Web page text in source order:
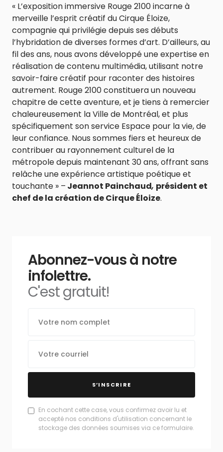
« L’exposition immersive Rouge 2100 incarne à
merveille l’esprit créatif du Cirque Éloize,
compagnie qui privilégie depuis ses débuts
l’hybridation de diverses formes d’art. D’ailleurs, au
fil des ans, nous avons développé une expertise en
réalisation de contenu multimédia, utilisant notre
savoir-faire créatif pour raconter des histoires
autrement. Rouge 2100 constituera un nouveau
chapitre de cette aventure, et je tiens à remercier
chaleureusement la Ville de Montréal, et plus
spécifiquement son service Espace pour la vie, de
leur confiance. Nous sommes fiers et heureux de
contribuer au rayonnement culturel de la
métropole depuis maintenant 30 ans, offrant sans
relâche une expérience artistique poétique et
touchante » – Jeannot Painchaud, président et
chef de la création de Cirque Éloize.
Abonnez-vous à notre
infolettre.
C'est gratuit!
S’INSCRIRE
En cochant cette case, vous confirmez avoir lu et
accepté nos conditions d'utilisation concernant le
stockage des données soumises via ce formulaire.